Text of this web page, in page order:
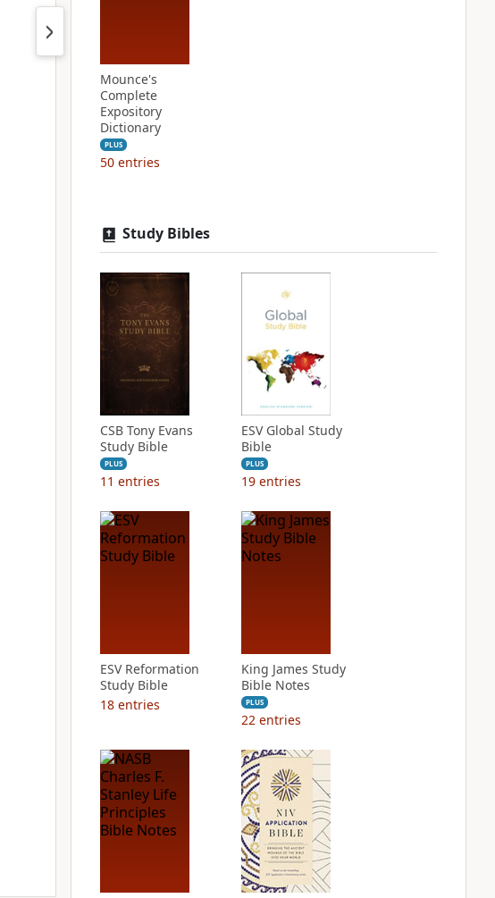
Mounce's
Complete
Expository
Dictionary
PLUS
50 entries
Study Bibles
CSB Tony Evans
Study Bible
PLUS
11 entries
ESV Global Study
Bible
PLUS
19 entries
ESV Reformation
Study Bible
18 entries
King James Study
Bible Notes
PLUS
22 entries